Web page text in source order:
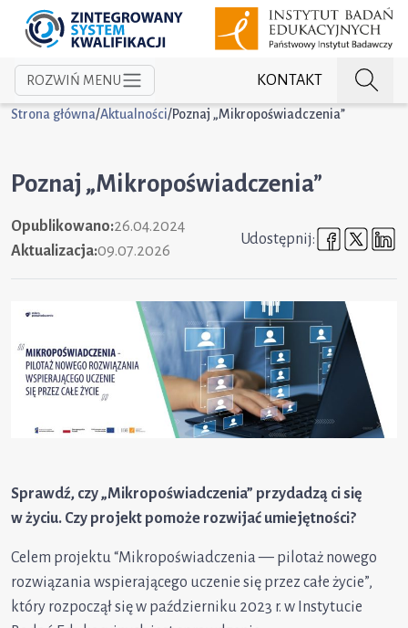
KONTAKT
ROZWIŃ MENU
Strona główna/Aktualności/Poznaj „Mikropoświadczenia”
Poznaj „Mikropoświadczenia”
Opublikowano:26.04.2024
Aktualizacja:09.07.2026
Udostępnij:
Sprawdź, czy „Mikropoświadczenia” przydadzą ci się
w życiu. Czy projekt pomoże rozwijać umiejętności?
Celem projektu “Mikropoświadczenia — pilotaż nowego
rozwiązania wspierającego uczenie się przez całe życie”,
który rozpoczął się w październiku 2023 r. w Instytucie